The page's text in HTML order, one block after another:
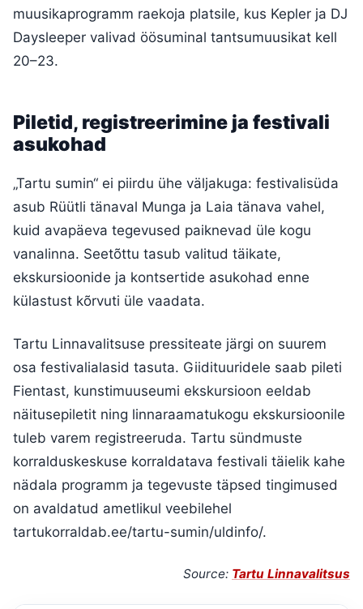
muusikaprogramm raekoja platsile, kus Kepler ja DJ
Daysleeper valivad öösuminal tantsumuusikat kell
20–23.
Piletid, registreerimine ja festivali
asukohad
„Tartu sumin“ ei piirdu ühe väljakuga: festivalisüda
asub Rüütli tänaval Munga ja Laia tänava vahel,
kuid avapäeva tegevused paiknevad üle kogu
vanalinna. Seetõttu tasub valitud täikate,
ekskursioonide ja kontsertide asukohad enne
külastust kõrvuti üle vaadata.
Tartu Linnavalitsuse pressiteate järgi on suurem
osa festivalialasid tasuta. Giidituuridele saab pileti
Fientast, kunstimuuseumi ekskursioon eeldab
näitusepiletit ning linnaraamatukogu ekskursioonile
tuleb varem registreeruda. Tartu sündmuste
korralduskeskuse korraldatava festivali täielik kahe
nädala programm ja tegevuste täpsed tingimused
on avaldatud ametlikul veebilehel
tartukorraldab.ee/tartu-sumin/uldinfo/.
Source: Tartu Linnavalitsus